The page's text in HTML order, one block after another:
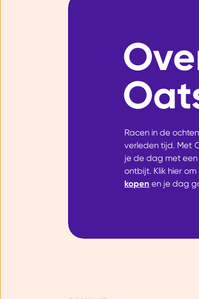
Racen in de
verleden tijd. Met
je de dag met een
ontbijt. Klik hier
kopen en je dag